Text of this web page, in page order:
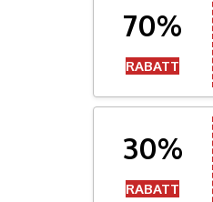
70%
RABATT
30%
RABATT